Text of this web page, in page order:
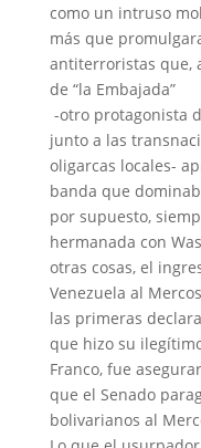
como un intruso
más que
antiterroristas que,
de “la Embajada”
-otro protagonista
junto a las
oligarcas locales-
banda que
por supuesto,
hermanada con
otras cosas, el
Venezuela al
las primeras
que hizo su
Franco, fue
que el Senado
bolivarianos al